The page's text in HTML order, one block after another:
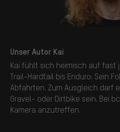
Unser Autor Kai
Kai fühlt sich heimisch auf fast
Trail-Hardtail bis Enduro: Sein
Abfahrten. Zum Ausgleich darf
Gravel- oder Dirtbike sein. Bei
Kamera anzutreffen.